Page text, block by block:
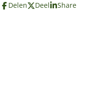
Delen Deel Share